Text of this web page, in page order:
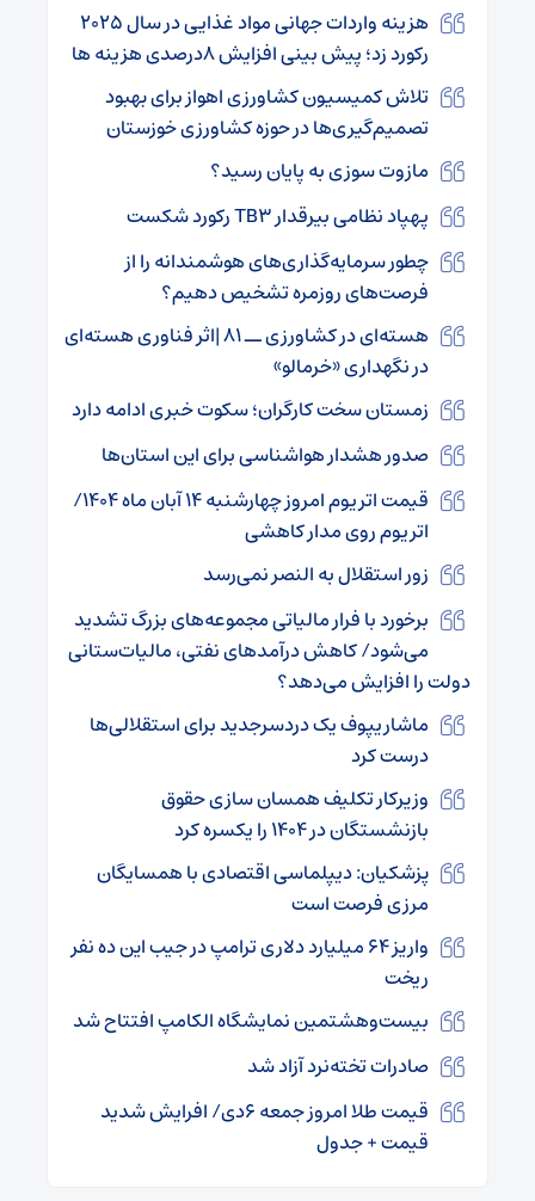
هزینه واردات جهانی مواد غذایی در سال ۲۰۲۵
رکورد زد؛ پیش بینی افزایش ۸درصدی هزینه ها
تلاش کمیسیون کشاورزی اهواز برای بهبود
تصمیم‌گیری‌ها در حوزه کشاورزی خوزستان
مازوت سوزی به پایان رسید؟
پهپاد نظامی بیرقدار TB۳ رکورد شکست
چطور سرمایه‌گذاری‌های هوشمندانه را از
فرصت‌های روزمره تشخیص دهیم؟
هسته‌ای در کشاورزی ــ ۸۱ |اثر فناوری هسته‌ای
در نگهداری «خرمالو»
زمستان سخت کارگران؛ سکوت خبری ادامه دارد
صدور هشدار هواشناسی برای این استان‌ها
قیمت اتریوم امروز چهارشنبه ۱۴ آبان ماه ۱۴۰۴/
اتریوم روی مدار کاهشی
زور استقلال به النصر نمی‌رسد
برخورد با فرار مالیاتی مجموعه‌های بزرگ تشدید
می‌شود/ کاهش درآمدهای نفتی، مالیات‌ستانی
دولت را افزایش می‌دهد؟
ماشاریپوف یک دردسرجدید‌‌‌ برای استقلالی‌ها
درست کرد
وزیرکار تکلیف همسان‌ سازی حقوق
بازنشستگان در ۱۴۰۴ را یکسره کرد
پزشکیان: دیپلماسی اقتصادی با همسایگان
مرزی فرصت است
واریز ۶۴ میلیارد دلاری ترامپ در جیب این ده نفر
ریخت
بیست‌وهشتمین نمایشگاه الکامپ افتتاح شد
صادرات تخته‌نرد آزاد شد
قیمت طلا امروز جمعه ۶دی/ افرایش شدید
قیمت + جدول